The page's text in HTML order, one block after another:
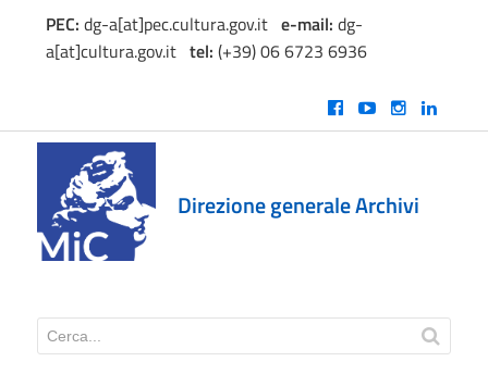
PEC: dg-a[at]pec.cultura.gov.ite-mail: dg-
a[at]cultura.gov.ittel: (+39) 06 6723 6936
Direzione generale Archivi